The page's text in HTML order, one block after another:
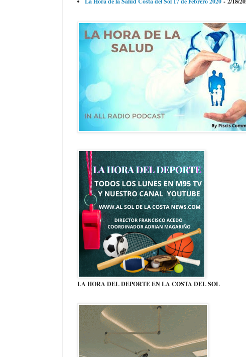
LA HORA DEL DEPORTE EN LA COSTA DEL SOL